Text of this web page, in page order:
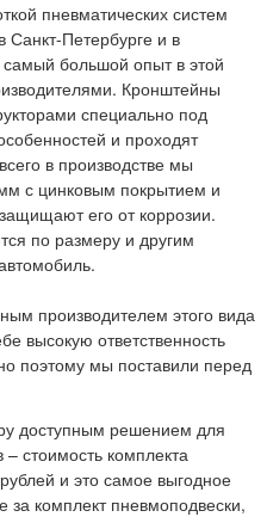
пневматических систем
Санкт-Петербурге и в
большой опыт в этой
Кронштейны
специально под
и проходят
в производстве мы
с цинковым покрытием и
его от коррозии.
по размеру и другим
производителем этого вида
высокую ответственность
поэтому мы поставили перед
доступным решением для
стоимость комплекта
и это самое выгодное
комплект пневмоподвески,